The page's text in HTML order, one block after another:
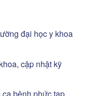
đại học y khoa
cập nhật kỹ